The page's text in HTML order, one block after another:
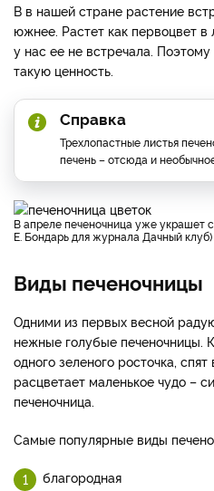
В в нашей стране растение
южнее. Растет как первоцвет
у нас ее не встречала.
такую ценность.
Справка
Трехлопастные листья
печень – отсюда и
В апреле печеночница уже украшет сад лавандовыми цветами (Фото
Е. Бондарь для журнала Дачный клуб)
Виды печеночницы
Одними из первых весной
нежные голубые печеночницы.
одного зеленого росточка,
расцветает маленькое чудо –
печеночница.
Самые популярные виды
благородная